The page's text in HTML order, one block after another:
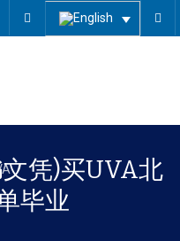
凭)买UVA北
毕业